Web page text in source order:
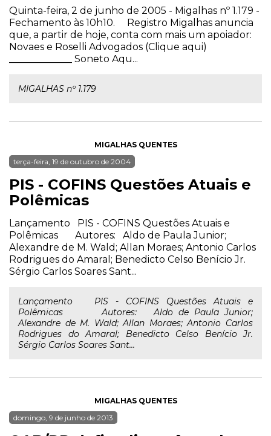
Quinta-feira, 2 de junho de 2005 - Migalhas nº 1.179 -
Fechamento às 10h10. Registro Migalhas anuncia
que, a partir de hoje, conta com mais um apoiador:
Novaes e Roselli Advogados (Clique aqui)
_____________ Soneto Aqu...
MIGALHAS nº 1.179
MIGALHAS QUENTES
terça-feira, 19 de outubro de 2004
PIS - COFINS Questões Atuais e
Polêmicas
Lançamento PIS - COFINS Questões Atuais e
Polêmicas Autores: Aldo de Paula Junior;
Alexandre de M. Wald; Allan Moraes; Antonio Carlos
Rodrigues do Amaral; Benedicto Celso Benício Jr.
Sérgio Carlos Soares Sant...
Lançamento PIS - COFINS Questões Atuais e
Polêmicas Autores: Aldo de Paula Junior;
Alexandre de M. Wald; Allan Moraes; Antonio Carlos
Rodrigues do Amaral; Benedicto Celso Benício Jr.
Sérgio Carlos Soares Sant...
MIGALHAS QUENTES
domingo, 9 de junho de 2013